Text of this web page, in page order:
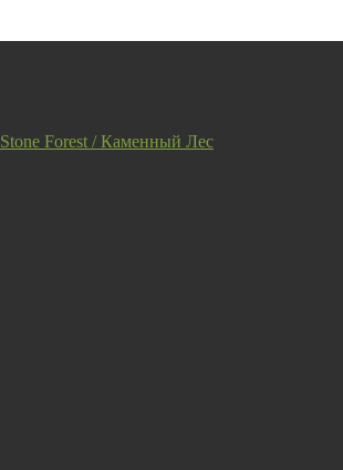
Stone Forest / Каменный Лес